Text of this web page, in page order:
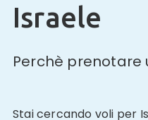
Israele
Perchè prenotare
Stai cercando voli per